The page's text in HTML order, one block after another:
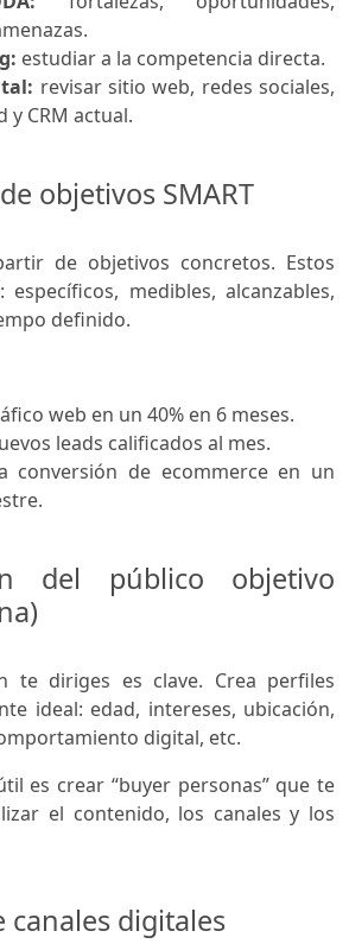
estudiar a la competencia directa.
revisar sitio web, redes sociales,
y CRM actual.
objetivos SMART
de objetivos concretos. Estos
específicos, medibles, alcanzables,
definido.
web en un 40% en 6 meses.
leads calificados al mes.
conversión de ecommerce en un
del público objetivo
te diriges es clave. Crea perfiles
ideal: edad, intereses, ubicación,
digital, etc.
es crear “buyer personas” que te
el contenido, los canales y los
canales digitales